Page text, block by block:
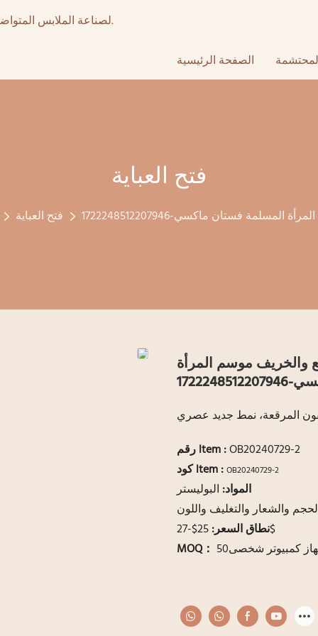
أكثر من 15 عامًا من تصنيع المعدات الأصلية عالي الجودة & ODM لصناعة الملابس المتواضعة.
الصفحة الرئيسية
فتح العباية
فتح العباية
الربيع والخريف موسم المرأة
المرقعة، نمط جديد عصري
رقم ltem:OB20240729-2
كود ltem : OB20240729-2
المواد: البوليستر
والشعار والتغليف واللون
نطاق السعر:25$-27$
MOQ：
كمبيوتر شخصى50